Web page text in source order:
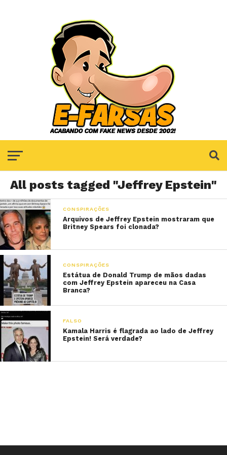
All posts tagged "Jeffrey Epstein"
CONSPIRAÇÕES
Arquivos de Jeffrey Epstein mostraram que
Britney Spears foi clonada?
CONSPIRAÇÕES
Estátua de Donald Trump de mãos dadas
com Jeffrey Epstein apareceu na Casa
Branca?
FALSO
Kamala Harris é flagrada ao lado de Jeffrey
Epstein! Será verdade?